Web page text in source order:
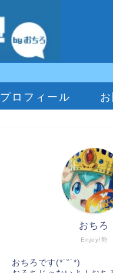
プロフィール
Enjoy!勢
おちろ
おちろです(*˙˘˙*)